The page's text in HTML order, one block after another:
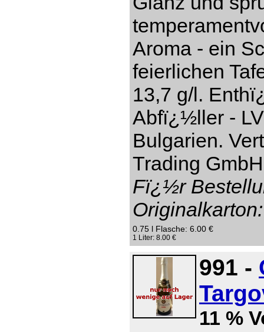
Aroma - ein
feierlichen
13,7 g/l.
Abfï¿½ller -
Bulgarien.
Trading
Fï¿½r
Originalkarton:
0.75 l Flasche: 6.00 €
1 Liter: 8.00 €
991 -
11 %